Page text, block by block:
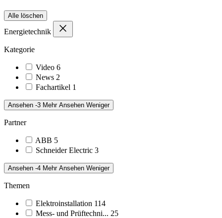
Alle löschen
Energietechnik
Kategorie
Video 6
News 2
Fachartikel 1
Ansehen -3 Mehr Ansehen Weniger
Partner
ABB 5
Schneider Electric 3
Ansehen -4 Mehr Ansehen Weniger
Themen
Elektroinstallation 114
Mess- und Prüftechni... 25